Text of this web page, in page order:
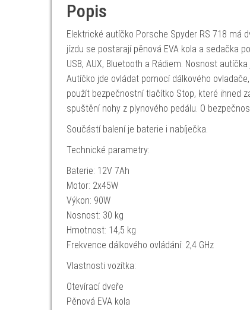
Popis
Elektrické autíčko Porsche Spyder RS 718 má
jízdu se postarají pěnová EVA kola a sedačka
USB, AUX, Bluetooth a Rádiem. Nosnost
Autíčko jde ovládat pomocí dálkového
použít bezpečnostní tlačítko Stop, které ihned
spuštění nohy z plynového pedálu. O
Součástí balení je baterie i nabíječka.
Technické parametry:
Baterie: 12V 7Ah
Motor: 2x45W
Výkon: 90W
Nosnost: 30 kg
Hmotnost: 14,5 kg
Frekvence dálkového ovládání: 2,4 GHz
Vlastnosti vozítka:
Otevírací dveře
Pěnová EVA kola